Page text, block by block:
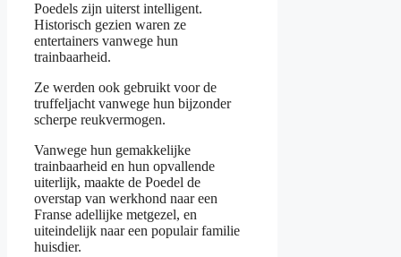
Poedels zijn uiterst intelligent.
Historisch gezien waren ze
entertainers vanwege hun
trainbaarheid.
Ze werden ook gebruikt voor de
truffeljacht vanwege hun bijzonder
scherpe reukvermogen.
Vanwege hun gemakkelijke
trainbaarheid en hun opvallende
uiterlijk, maakte de Poedel de
overstap van werkhond naar een
Franse adellijke metgezel, en
uiteindelijk naar een populair familie
huisdier.